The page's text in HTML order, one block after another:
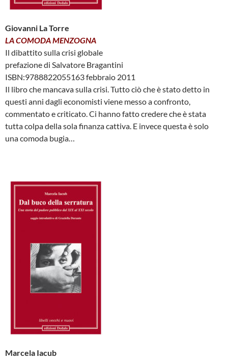
Giovanni La Torre
LA COMODA MENZOGNA
Il dibattito sulla crisi globale
prefazione di Salvatore Bragantini
ISBN:9788822055163 febbraio 2011
Il libro che mancava sulla crisi. Tutto ciò che è stato detto in
questi anni dagli economisti viene messo a confronto,
commentato e criticato. Ci hanno fatto credere che è stata
tutta colpa della sola finanza cattiva. E invece questa è solo
una comoda bugia…
Marcela Iacub